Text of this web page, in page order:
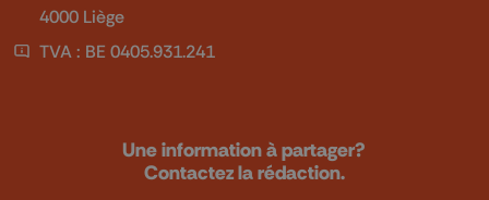
4000 Liège
TVA : BE 0405.931.241
Une information à partager?
Contactez la rédaction.